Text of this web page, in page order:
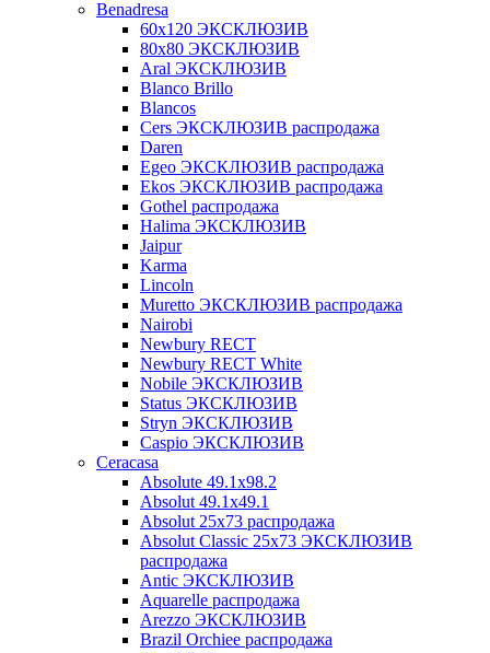
Benadresa
60х120 ЭКСКЛЮЗИВ
80х80 ЭКСКЛЮЗИВ
Aral ЭКСКЛЮЗИВ
Blanco Brillo
Blancos
Cers ЭКСКЛЮЗИВ распродажа
Daren
Egeo ЭКСКЛЮЗИВ распродажа
Ekos ЭКСКЛЮЗИВ распродажа
Gothel распродажа
Halima ЭКСКЛЮЗИВ
Jaipur
Karma
Lincoln
Muretto ЭКСКЛЮЗИВ распродажа
Nairobi
Newbury RECT
Newbury RECT White
Nobile ЭКСКЛЮЗИВ
Status ЭКСКЛЮЗИВ
Stryn ЭКСКЛЮЗИВ
Сaspio ЭКСКЛЮЗИВ
Ceracasa
Absolute 49.1x98.2
Absolut 49.1x49.1
Absolut 25x73 распродажа
Absolut Classic 25x73 ЭКСКЛЮЗИВ
распродажа
Antic ЭКСКЛЮЗИВ
Aquarelle распродажа
Arezzo ЭКСКЛЮЗИВ
Brazil Orchiee распродажа